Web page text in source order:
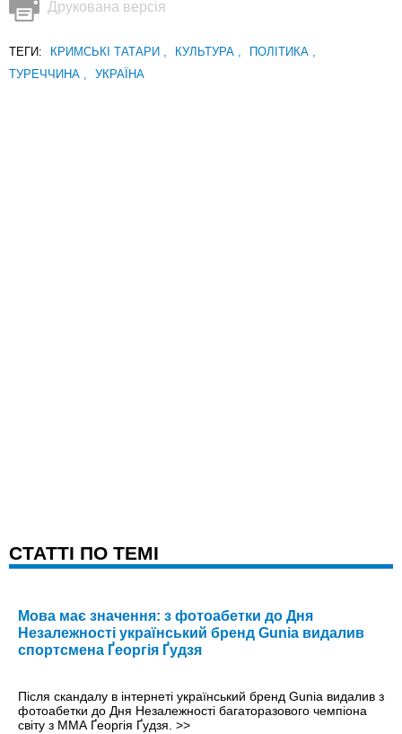
Друкована версія
ТЕГИ: КРИМСЬКІ ТАТАРИ , КУЛЬТУРА , ПОЛІТИКА ,
ТУРЕЧЧИНА , УКРАЇНА
CТАТТІ ПО ТЕМІ
Мова має значення: з фотоабетки до Дня
Незалежності український бренд Gunia видалив
спортсмена Ґеоргія Ґудзя
Після скандалу в інтернеті український бренд Gunia видалив з
фотоабетки до Дня Незалежності багаторазового чемпіона
світу з ММА Ґеоргія Ґудзя. >>